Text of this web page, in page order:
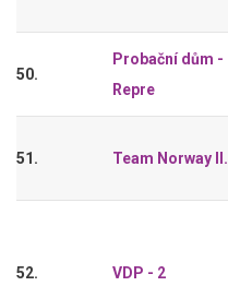
50.
Probační dům -
Repre
51. Team Norway II.
52. VDP - 2